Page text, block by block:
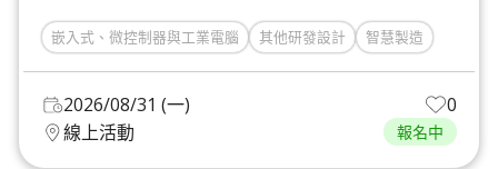
嵌入式、微控制器與工業電腦 其他研發設計 智慧製造
2026/08/31 (一)
0
線上活動
報名中